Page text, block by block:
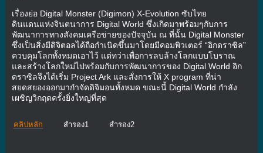
เรื่องย่อ Digital Monster (Digimon) X-Evolution ซับไทย
ดินแดนแห่งจินตนาการ Digital World ซึ่งเกิดมาพร้อมๆกับการ
พัฒนาการทางสังคมเครือข่ายของปัจจุบัน ณ ที่นั้น Digital Monster
ซึ่งเป็นสิ่งมีดิจิตอลได้ถือกำเนิดขึ้นมาโดยมีคอมพิวเตอร์ “อิกดราซิล”
ควบคุมโลกทั้งหมดเอาไว้ แต่ทว่าเพื่อการลบล้างโลกแบบโบราณ
และสร้างโลกใหม่ไปพร้อมกับการพัฒนาการของ Digital World อิก
ดราซิลจึงได้เริ่ม Project Ark และสั่งการให้ X program ที่น่า
สยดสยองออกมากำจัดดิจิมอนทั้งหมด ขณะนี้ Digital World กำลัง
เผชิญวิกฤตครั้งยิ่งใหญ่ที่สุด
คลิปหลัก สำรอง1 สำรอง2